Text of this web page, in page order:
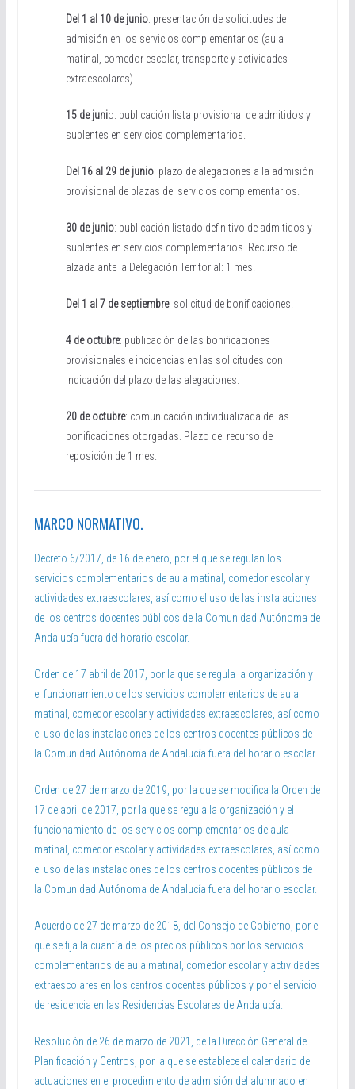
Del 1 al 10 de junio: presentación de solicitudes de
admisión en los servicios complementarios (aula
matinal, comedor escolar, transporte y actividades
extraescolares).
15 de junio: publicación lista provisional de admitidos y
suplentes en servicios complementarios.
Del 16 al 29 de junio: plazo de alegaciones a la admisión
provisional de plazas del servicios complementarios.
30 de junio: publicación listado definitivo de admitidos y
suplentes en servicios complementarios. Recurso de
alzada ante la Delegación Territorial: 1 mes.
Del 1 al 7 de septiembre: solicitud de bonificaciones.
4 de octubre: publicación de las bonificaciones
provisionales e incidencias en las solicitudes con
indicación del plazo de las alegaciones.
20 de octubre: comunicación individualizada de las
bonificaciones otorgadas. Plazo del recurso de
reposición de 1 mes.
MARCO NORMATIVO.
Decreto 6/2017, de 16 de enero, por el que se regulan los
servicios complementarios de aula matinal, comedor escolar y
actividades extraescolares, así como el uso de las instalaciones
de los centros docentes públicos de la Comunidad Autónoma de
Andalucía fuera del horario escolar.
Orden de 17 abril de 2017, por la que se regula la organización y
el funcionamiento de los servicios complementarios de aula
matinal, comedor escolar y actividades extraescolares, así como
el uso de las instalaciones de los centros docentes públicos de
la Comunidad Autónoma de Andalucía fuera del horario escolar.
Orden de 27 de marzo de 2019, por la que se modifica la Orden de
17 de abril de 2017, por la que se regula la organización y el
funcionamiento de los servicios complementarios de aula
matinal, comedor escolar y actividades extraescolares, así como
el uso de las instalaciones de los centros docentes públicos de
la Comunidad Autónoma de Andalucía fuera del horario escolar.
Acuerdo de 27 de marzo de 2018, del Consejo de Gobierno, por el
que se fija la cuantía de los precios públicos por los servicios
complementarios de aula matinal, comedor escolar y actividades
extraescolares en los centros docentes públicos y por el servicio
de residencia en las Residencias Escolares de Andalucía.
Resolución de 26 de marzo de 2021, de la Dirección General de
Planificación y Centros, por la que se establece el calendario de
actuaciones en el procedimiento de admisión del alumnado en